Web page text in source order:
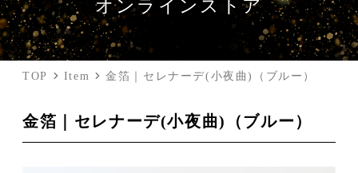
オンラインストア
TOP Item 金箔｜セレナーデ(小夜曲)（ブルー）
金箔｜セレナーデ(小夜曲)（ブルー）